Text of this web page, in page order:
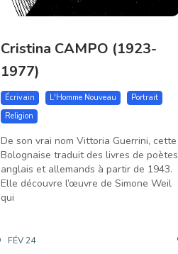
Cristina CAMPO (1923-
1977)
Écrivain L'Homme Nouveau
Portrait
Religion
De son vrai nom Vittoria Guerrini, cette
Bolognaise traduit des livres de poètes
anglais et allemands à partir de 1943.
Elle découvre l’œuvre de Simone Weil
qui
FÉV 24